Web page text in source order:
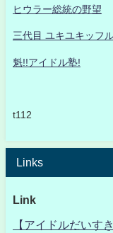
ヒウラー総統の野望
三代目 ユキユキッフ
魁!!アイドル塾!
t112
Links
Link
【アイドルだいす